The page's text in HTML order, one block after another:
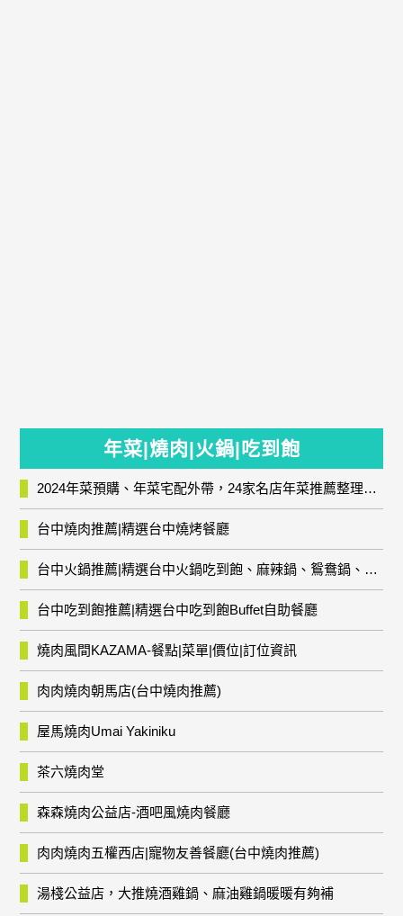
年菜|燒肉|火鍋|吃到飽
2024年菜預購、年菜宅配外帶，24家名店年菜推薦整理，圍爐輕鬆上菜團圓趣
台中燒肉推薦|精選台中燒烤餐廳
台中火鍋推薦|精選台中火鍋吃到飽、麻辣鍋、鴛鴦鍋、石頭火鍋、酸菜白肉鍋、海鮮鍋、燒酒雞、麻油雞、壽喜燒等熱門人氣火鍋店!
台中吃到飽推薦|精選台中吃到飽Buffet自助餐廳
燒肉風間KAZAMA-餐點|菜單|價位|訂位資訊
肉肉燒肉朝馬店(台中燒肉推薦)
屋馬燒肉Umai Yakiniku
茶六燒肉堂
森森燒肉公益店-酒吧風燒肉餐廳
肉肉燒肉五權西店|寵物友善餐廳(台中燒肉推薦)
湯棧公益店，大推燒酒雞鍋、麻油雞鍋暖暖有夠補